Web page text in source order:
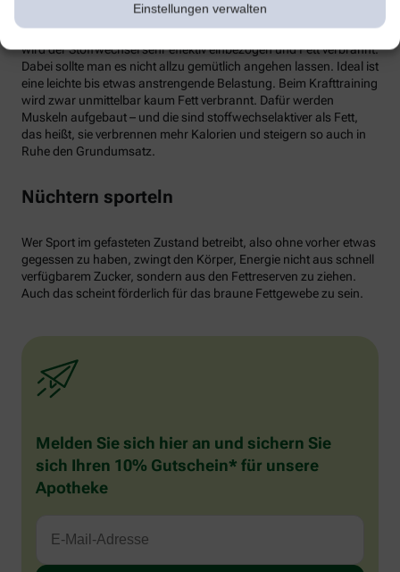
Einstellungen verwalten
von weißen Fettzellen in braunes Fett begünstigen und dessen
Aktivität erhöhen. Ab circa 30 Minuten Joggen oder Radfahren
wird der Stoffwechsel sehr effektiv einbezogen und Fett verbrannt.
Dabei sollte man es nicht allzu gemütlich angehen lassen. Ideal ist
eine leichte bis etwas anstrengende Belastung. Beim Krafttraining
wird zwar unmittelbar kaum Fett verbrannt. Dafür werden
Muskeln aufgebaut – und die sind stoffwechselaktiver als Fett,
das heißt, sie verbrennen mehr Kalorien und steigern so auch in
Ruhe den Grundumsatz.
Nüchtern sporteln
Wer Sport im gefasteten Zustand betreibt, also ohne vorher etwas
gegessen zu haben, zwingt den Körper, Energie nicht aus schnell
verfügbarem Zucker, sondern aus den Fettreserven zu ziehen.
Auch das scheint förderlich für das braune Fettgewebe zu sein.
Melden Sie sich hier an und sichern Sie
sich Ihren 10% Gutschein* für unsere
Apotheke